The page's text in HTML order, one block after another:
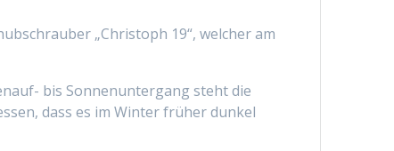
„Christoph 19“, welcher am
bis Sonnenuntergang steht die
dass es im Winter früher dunkel